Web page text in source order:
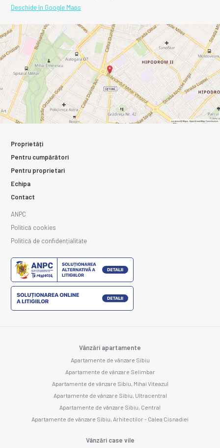
Deschide în Google Maps
Proprietăți
Pentru cumpărători
Pentru proprietari
Echipa
Contact
ANPC
Politică cookies
Politică de confidențialitate
Vânzări apartamente
Apartamente de vânzare Sibiu
Apartamente de vânzare Selimbar
Apartamente de vânzare Sibiu, Mihai Viteazul
Apartamente de vânzare Sibiu, Ultracentral
Apartamente de vânzare Sibiu, Central
Apartamente de vânzare Sibiu, Arhitectilor - Calea Cisnadiei
Vânzări case vile